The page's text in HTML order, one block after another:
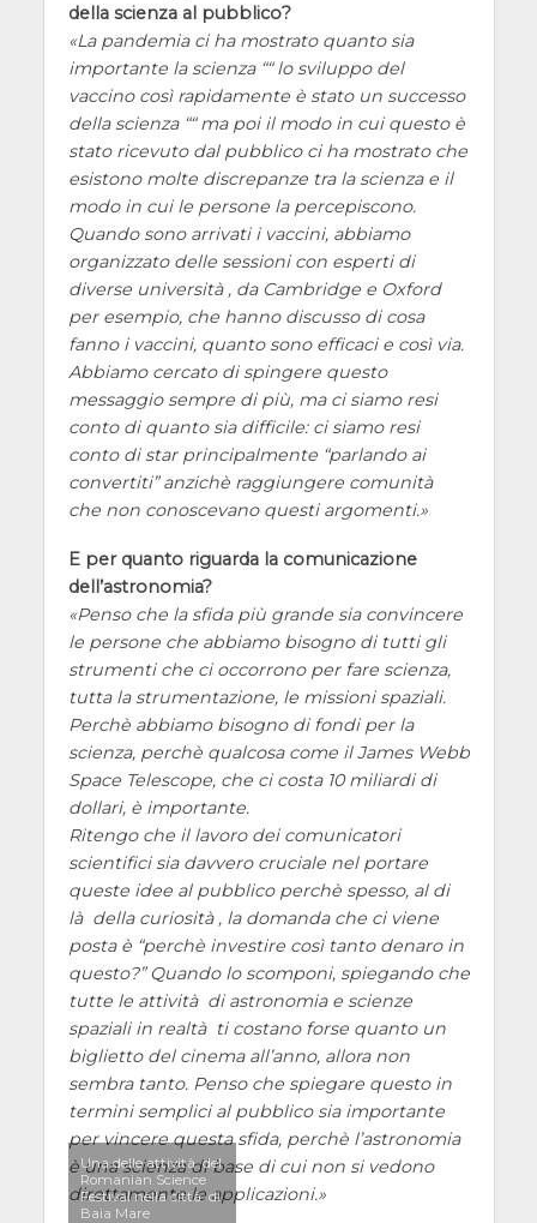
della scienza al pubblico?
La pandemia ci ha mostrato quanto sia
importante la scienza ““ lo sviluppo del
vaccino così rapidamente è stato un successo
della scienza ““ ma poi il modo in cui questo è
stato ricevuto dal pubblico ci ha mostrato che
esistono molte discrepanze tra la scienza e il
modo in cui le persone la percepiscono.
Quando sono arrivati i vaccini, abbiamo
organizzato delle sessioni con esperti di
diverse università , da Cambridge e Oxford
per esempio, che hanno discusso di cosa
fanno i vaccini, quanto sono efficaci e così via.
Abbiamo cercato di spingere questo
messaggio sempre di più, ma ci siamo resi
conto di quanto sia difficile: ci siamo resi
conto di star principalmente “parlando ai
convertiti” anzichè raggiungere comunità
che non conoscevano questi argomenti.
E per quanto riguarda la comunicazione
dell’astronomia?
Penso che la sfida più grande sia convincere
le persone che abbiamo bisogno di tutti gli
strumenti che ci occorrono per fare scienza,
tutta la strumentazione, le missioni spaziali.
Perchè abbiamo bisogno di fondi per la
scienza, perchè qualcosa come il James Webb
Space Telescope, che ci costa 10 miliardi di
dollari, è importante.
Ritengo che il lavoro dei comunicatori
scientifici sia davvero cruciale nel portare
queste idee al pubblico perchè spesso, al di
là della curiosità , la domanda che ci viene
posta è “perchè investire così tanto denaro in
questo?” Quando lo scomponi, spiegando che
tutte le attività di astronomia e scienze
spaziali in realtà ti costano forse quanto un
biglietto del cinema all’anno, allora non
sembra tanto. Penso che spiegare questo in
termini semplici al pubblico sia importante
per vincere questa sfida, perchè l’astronomia
è una scienza di base di cui non si vedono
direttamente le applicazioni.
Una delle attività del
Romanian Science
Festival nella città di
Baia Mare